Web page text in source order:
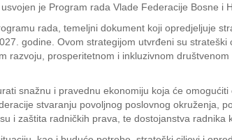
je Program rada Vlade Federacije Bosne i
rada, temeljni dokument koji opredjeljuje
godine. Ovom strategijom utvrđeni su
razvoju, prosperitetnom i inkluzivnom
snažnu i pravednu ekonomiju koja će
stvaranju povoljnog poslovnog okruženja,
i zaštita radničkih prava, te dostojanstva radnika